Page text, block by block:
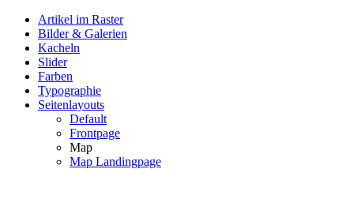
Artikel im Raster
Bilder & Galerien
Kacheln
Slider
Farben
Typographie
Seitenlayouts
Default
Frontpage
Map
Map Landingpage